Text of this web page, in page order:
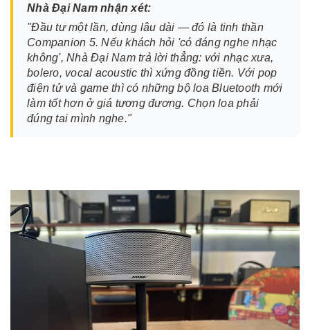
Nhà Đại Nam nhận xét:
"Đầu tư một lần, dùng lâu dài — đó là tinh thần
Companion 5. Nếu khách hỏi 'có đáng nghe nhạc
không', Nhà Đại Nam trả lời thẳng: với nhạc xưa,
bolero, vocal acoustic thì xứng đồng tiền. Với pop
điện tử và game thì có những bộ loa Bluetooth mới
làm tốt hơn ở giá tương đương. Chọn loa phải
đúng tai mình nghe."